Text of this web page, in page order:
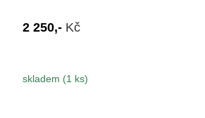
2 250,- Kč
skladem (1 ks)